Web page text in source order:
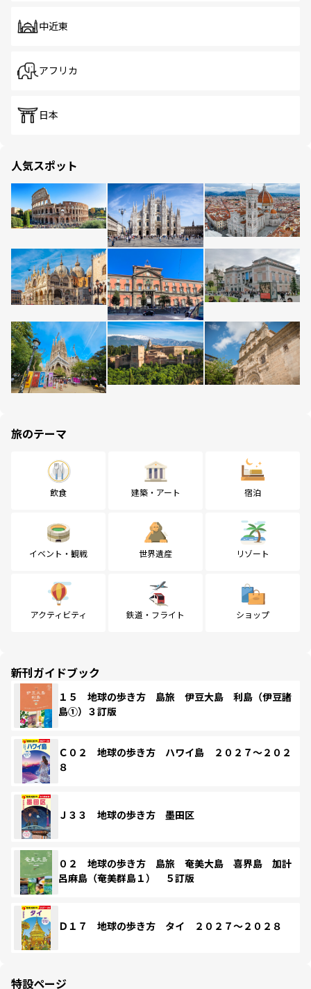
中近東
アフリカ
日本
人気スポット
旅のテーマ
飲食 建築・アート 宿泊
イベント・観戦 世界遺産 リゾート
アクティビティ 鉄道・フライト ショップ
新刊ガイドブック
１５ 地球の歩き方 島旅 伊豆大島 利島（伊豆諸
島①）３訂版
Ｃ０２ 地球の歩き方 ハワイ島 ２０２７～２０２
８
Ｊ３３ 地球の歩き方 墨田区
０２ 地球の歩き方 島旅 奄美大島 喜界島 加計
呂麻島（奄美群島１） ５訂版
Ｄ１７ 地球の歩き方 タイ ２０２７～２０２８
特設ページ